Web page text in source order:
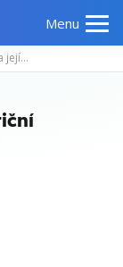
Menu
Strava předškoláků a její nutriční zvláštnosti